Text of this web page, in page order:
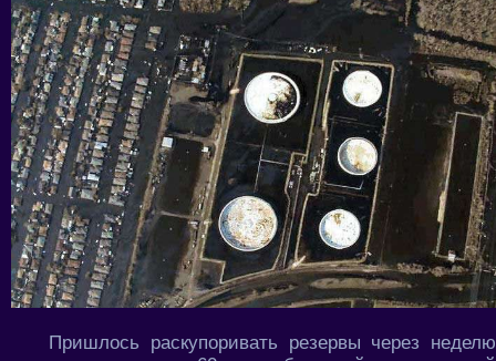
Пришлось раскупоривать резервы через неделю